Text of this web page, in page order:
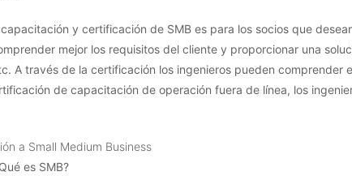
y certificación de SMB es para los socios que
mejor los requisitos del cliente y proporcionar una
A través de la certificación los ingenieros pueden
de capacitación de operación fuera de línea, los
a Small Medium Business
es SMB?